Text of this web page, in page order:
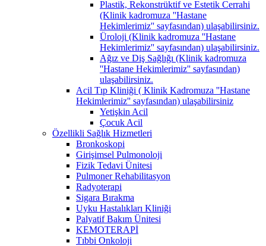
Plastik, Rekonstrüktif ve Estetik Cerrahi
(Klinik kadromuza ''Hastane
Hekimlerimiz'' sayfasından) ulaşabilirsiniz.
Üroloji (Klinik kadromuza ''Hastane
Hekimlerimiz'' sayfasından) ulaşabilirsiniz.
Ağız ve Diş Sağlığı (Klinik kadromuza
''Hastane Hekimlerimiz'' sayfasından)
ulaşabilirsiniz.
Acil Tıp Kliniği ( Klinik Kadromuza ''Hastane
Hekimlerimiz'' sayfasından) ulaşabilirsiniz
Yetişkin Acil
Çocuk Acil
Özellikli Sağlık Hizmetleri
Bronkoskopi
Girişimsel Pulmonoloji
Fizik Tedavi Ünitesi
Pulmoner Rehabilitasyon
Radyoterapi
Sigara Bırakma
Uyku Hastalıkları Kliniği
Palyatif Bakım Ünitesi
KEMOTERAPİ
Tıbbi Onkoloji